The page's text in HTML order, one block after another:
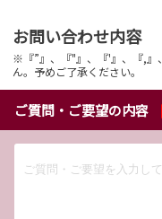
お問い合わせ内容
※『”』、『"』、『'』、『,』
ん。予めご了承ください。
ご質問・ご要望の内容